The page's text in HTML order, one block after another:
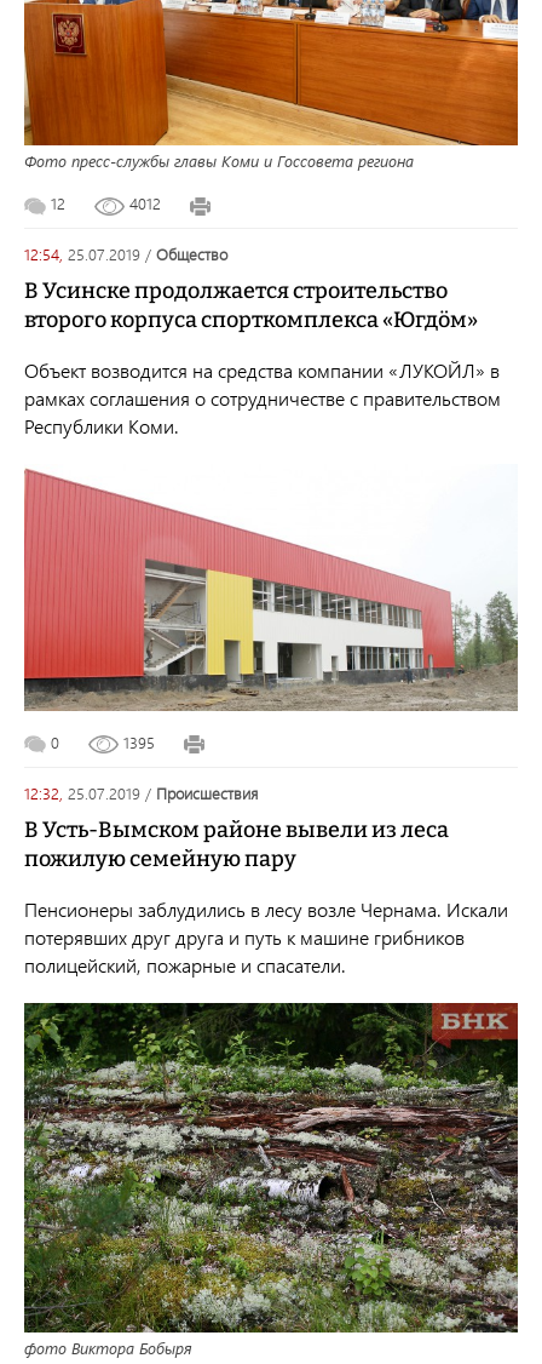
Фото пресс-службы главы Коми и Госсовета региона
12 4012
12:54, 25.07.2019 / общество
В Усинске продолжается строительство
второго корпуса спорткомплекса «Югдöм»
Объект возводится на средства компании «ЛУКОЙЛ» в
рамках соглашения о сотрудничестве с правительством
Республики Коми.
0 1395
12:32, 25.07.2019 / происшествия
В Усть-Вымском районе вывели из леса
пожилую семейную пару
Пенсионеры заблудились в лесу возле Чернама. Искали
потерявших друг друга и путь к машине грибников
полицейский, пожарные и спасатели.
фото Виктора Бобыря